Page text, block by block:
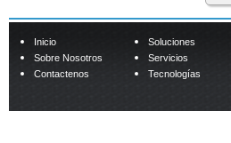
Inicio
Sobre Nosotros
Contactenos
Soluciones
Servicios
Tecnologías